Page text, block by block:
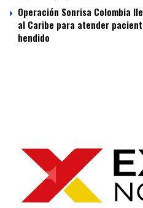
Operación Sonrisa Colombia
al Caribe para atender
hendido